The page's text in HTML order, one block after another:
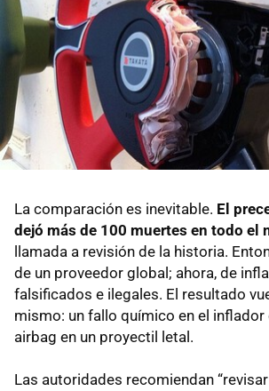
La comparación es inevitable. El
dejó más de 100 muertes en todo el
llamada a revisión de la historia.
de un proveedor global; ahora, de
falsificados e ilegales. El resultado
mismo: un fallo químico en el inflador
airbag en un proyectil letal.
Las autoridades recomiendan